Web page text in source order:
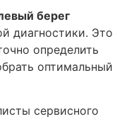
берег
диагностики. Это
определить
оптимальный
сервисного